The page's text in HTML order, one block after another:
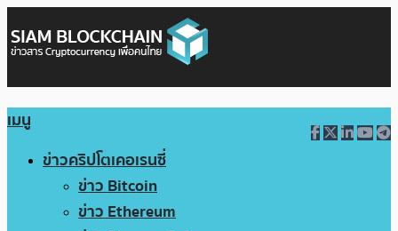
เมนู
ข่าวคริปโตเคอเรนซี่
ข่าว Bitcoin
ข่าว Ethereum